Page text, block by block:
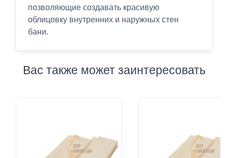
позволяющие создавать красивую
облицовку внутренних и наружных стен
бани.
Вас также может заинтересовать